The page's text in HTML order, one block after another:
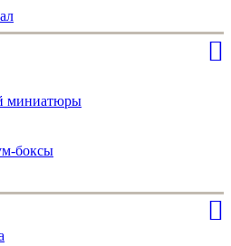
миниатюры
боксы